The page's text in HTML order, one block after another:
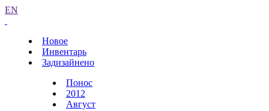
EN
Новое
Инвентарь
Задизайнено
Понос
2012
Август